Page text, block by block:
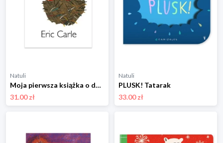
Natuli
Moja pierwsza książka o domach zwierząt Tatarak
31.00 zł
Natuli
PLUSK! Tatarak
33.00 zł